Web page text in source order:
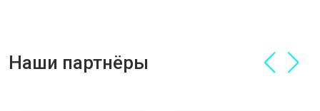
Наши партнёры